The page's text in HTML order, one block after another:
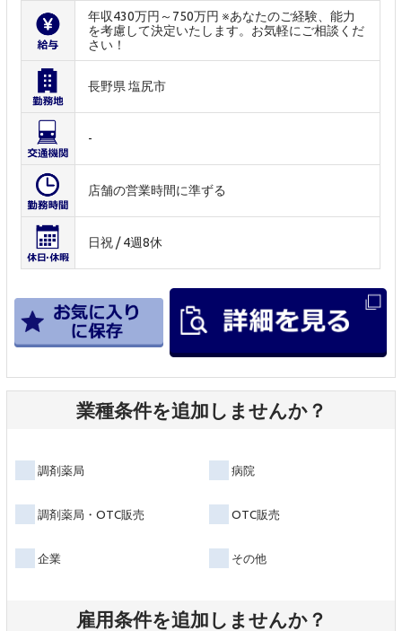
年収430万円～750万円 ※あなたのご経験、能力
を考慮して決定いたします。お気軽にご相談くだ
さい！
長野県 塩尻市
-
店舗の営業時間に準ずる
日祝 / 4週8休
業種条件を追加しませんか？
調剤薬局 病院
調剤薬局・OTC販売 OTC販売
企業 その他
雇用条件を追加しませんか？